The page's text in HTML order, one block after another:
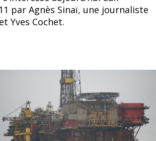
par Agnès Sinaï, une journaliste
Yves Cochet.